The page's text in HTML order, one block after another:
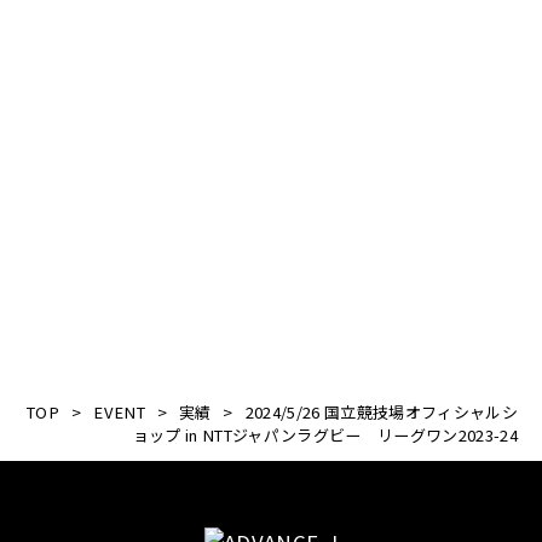
TOP > EVENT > 実績 > 2024/5/26 国立競技場オフィシャルシ
ョップ in NTTジャパンラグビー リーグワン2023-24